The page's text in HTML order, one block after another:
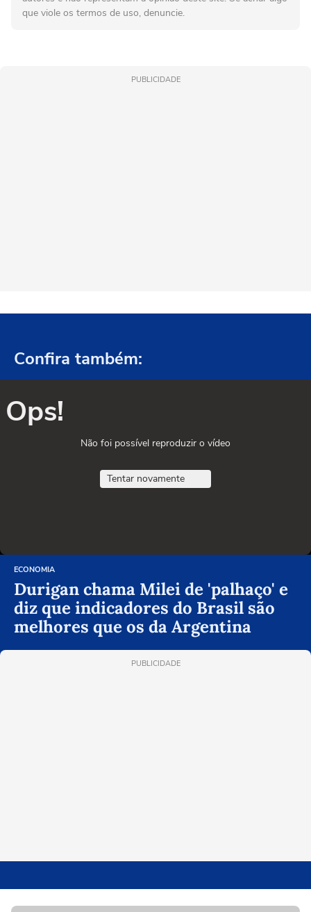
que viole os termos de uso, denuncie.
PUBLICIDADE
Confira também:
Ops!
Não foi possível reproduzir o vídeo
Tentar novamente
ECONOMIA
Durigan chama Milei de 'palhaço' e
diz que indicadores do Brasil são
melhores que os da Argentina
PUBLICIDADE